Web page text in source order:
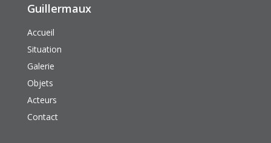
Guillermaux
Accueil
Situation
Galerie
Objets
Acteurs
Contact